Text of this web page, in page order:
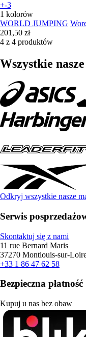
+-3
1 kolorów
WORLD JUMPING
201,50 zł
4 z 4 produktów
Wszystkie
Odkryj wszystkie nasze
Serwis
Skontaktuj się z nami
11 rue Bernard Maris
37270 Montlouis-sur-
+33 1 86 47 62 58
Bezpieczna płatność
Kupuj u nas bez obaw